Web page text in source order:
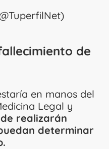
de
en manos del
Legal y
realizarán
determinar